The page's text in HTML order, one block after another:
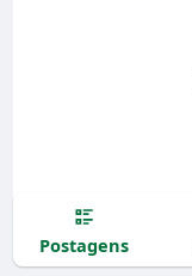
Postagens